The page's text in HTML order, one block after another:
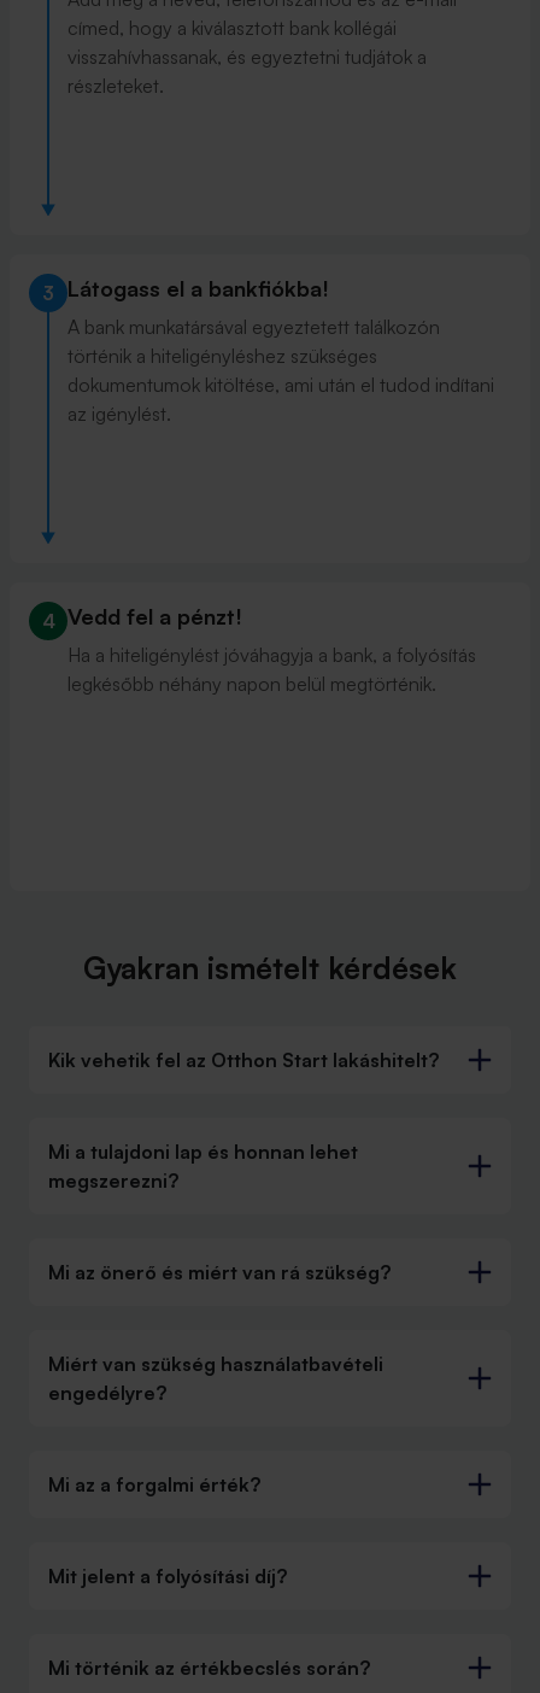
címed, hogy a kiválasztott bank kollégái
visszahívhassanak, és egyeztetni tudjátok a
részleteket.
3 Látogass el a bankfiókba!
A bank munkatársával egyeztetett találkozón
történik a hiteligényléshez szükséges
dokumentumok kitöltése, ami után el tudod indítani
az igénylést.
4 Vedd fel a pénzt!
Ha a hiteligénylést jóváhagyja a bank, a folyósítás
legkésőbb néhány napon belül megtörténik.
Gyakran ismételt kérdések
Kik vehetik fel az Otthon Start lakáshitelt?
Mi a tulajdoni lap és honnan lehet
megszerezni?
Mi az önerő és miért van rá szükség?
Miért van szükség használatbavételi
engedélyre?
Mi az a forgalmi érték?
Mit jelent a folyósítási díj?
Mi történik az értékbecslés során?